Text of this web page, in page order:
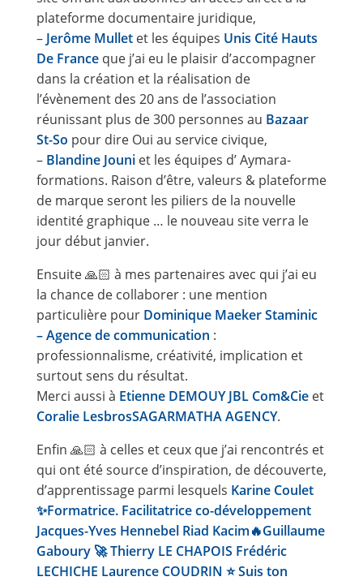
plateforme documentaire juridique,
– Jerôme Mulletet les équipes Unis Cité Hauts
De Franceque j’ai eu le plaisir d’accompagner
dans la création et la réalisation de
l’évènement des 20 ans de l’association
réunissant plus de 300 personnes au Bazaar
St-So pour dire Oui au service civique,
– Blandine Jouniet les équipes d’ Aymara-
formations. Raison d’être, valeurs & plateforme
de marque seront les piliers de la nouvelle
identité graphique … le nouveau site verra le
jour début janvier.
Ensuite 🙏🏻 à mes partenaires avec qui j’ai eu
la chance de collaborer : une mention
particulière pour Dominique MaekerStaminic
– Agence de communication :
professionnalisme, créativité, implication et
surtout sens du résultat.
Merci aussi à Etienne DEMOUY JBL Com&Cieet
Coralie LesbrosSAGARMATHA AGENCY.
Enfin 🙏🏻 à celles et ceux que j’ai rencontrés et
qui ont été source d’inspiration, de découverte,
d’apprentissage parmi lesquels Karine Coulet
✨Formatrice. Facilitatrice co-développement
Jacques-Yves Hennebel Riad Kacim🔥Guillaume
Gaboury 🚀Thierry LE CHAPOIS Frédéric
LECHICHE Laurence COUDRIN ⭐ Suis ton